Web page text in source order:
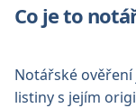
Co je to
Notářské
listiny s jejím